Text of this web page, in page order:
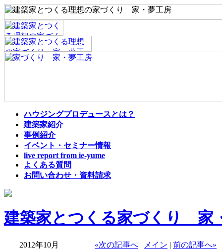
ハウジングプロデュースとは？
建築家紹介
事例紹介
イベント・セミナー情報
live report from ie-yume
よくある質問
お問い合わせ・資料請求
建築家とつくる家づくり 家
2012年10月
«次の記事へ | メイン | 前の記事へ»